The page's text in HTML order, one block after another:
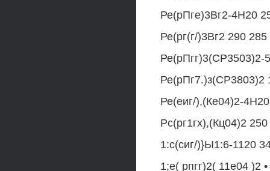
Ре(рПге)3Вг2-4Н20
Ре(рг(г/)3Вг2 290 285
Ре(рПгг)3(СР3503)2-
Ре(рПг7.)з(СР3803)2
Ре(еиг/),(Ке04)2-
Рс(рг1гх),(Кц04)2
1:с(сиг/)}Ы1:6-1120
1;е( рпгг)2( 11е04 )2